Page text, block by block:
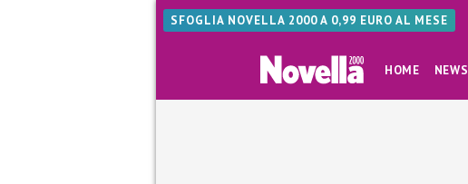
SFOGLIA NOVELLA 2000 A 0,99 EURO AL MESE
HOME NEWS